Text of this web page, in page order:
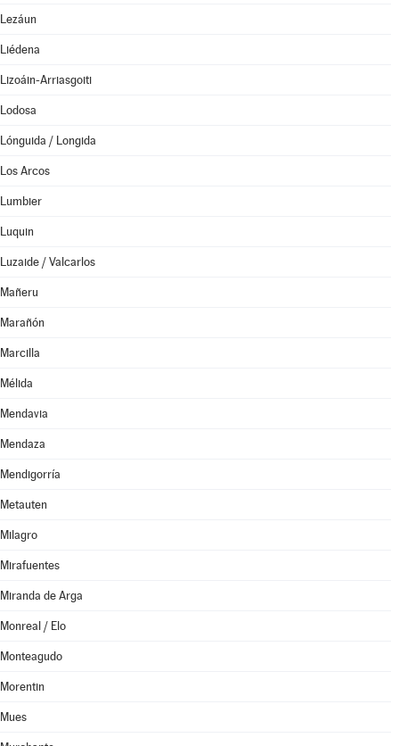
Lezáun
Liédena
Lizoáin-Arriasgoiti
Lodosa
Lónguida / Longida
Los Arcos
Lumbier
Luquin
Luzaide / Valcarlos
Mañeru
Marañón
Marcilla
Mélida
Mendavia
Mendaza
Mendigorría
Metauten
Milagro
Mirafuentes
Miranda de Arga
Monreal / Elo
Monteagudo
Morentin
Mues